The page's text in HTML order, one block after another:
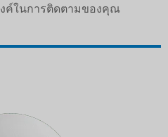
ค์ในการติดตามของคุณ